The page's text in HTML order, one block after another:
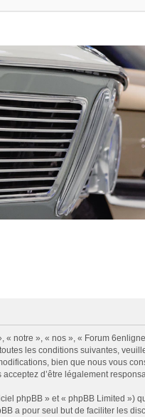
notre », « nos », « Forum
les conditions suivantes,
bien que nous vous
d’être légalement
phpBB » et « phpBB Limited »)
a pour seul but de faciliter les